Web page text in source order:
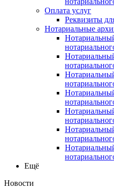
Оплата услуг
Реквизиты
Нотариальные
Ещё
Новости